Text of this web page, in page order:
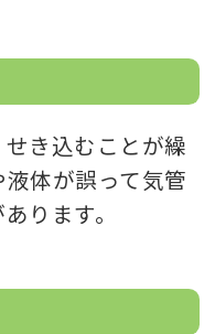
き込むことが繰
体が誤って気管
ります。